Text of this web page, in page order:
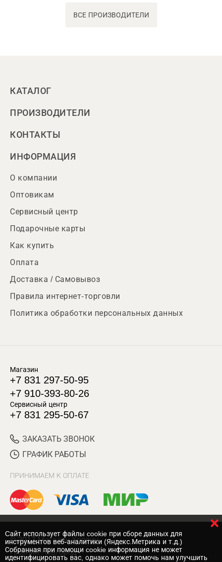
ВСЕ ПРОИЗВОДИТЕЛИ
КАТАЛОГ
ПРОИЗВОДИТЕЛИ
КОНТАКТЫ
ИНФОРМАЦИЯ
О компании
Оптовикам
Сервисный центр
Подарочные карты
Как купить
Оплата
Доставка / Самовывоз
Правила интернет-торговли
Политика обработки персональных данных
Магазин
+7 831 297-50-95
+7 910-393-80-26
Сервисный центр
+7 831 295-50-67
ЗАКАЗАТЬ ЗВОНОК
ГРАФИК РАБОТЫ
ПРИНИМАЕМ К ОПЛАТЕ
© 2017 Магазин Хозяин
Нижний Новгород
Cайт использует файлы cookie при сборе данных для
инструментов веб-аналитики (Яндекс.Метрика и т.д.)
Собранная при помощи cookie информация не может
идентифицировать вас, однако может помочь нам улучшить